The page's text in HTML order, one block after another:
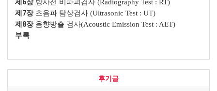
제6장방사선 비파괴검사 (Radiography Test : RT)
제7장 초음파 탐상검사 (Ultrasonic Test : UT)
제8장음향방출 검사(Acoustic Emission Test : AET)
부록
후기글